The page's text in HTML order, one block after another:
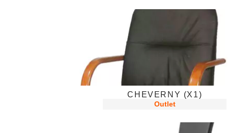
CHEVERNY (X1)
Outlet